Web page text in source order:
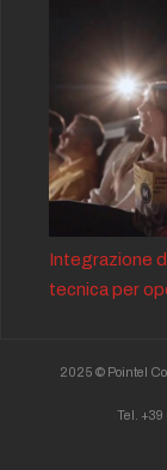
Integrazione
tecnica per
2025 © Pointel
Tel. +39